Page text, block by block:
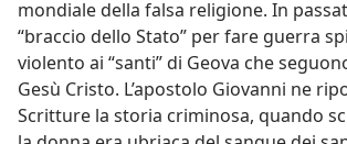
mondiale della falsa religione. In
“braccio dello Stato” per fare guerra
violento ai “santi” di Geova che
Gesù Cristo. L’apostolo Giovanni ne
Scritture la storia criminosa, quando